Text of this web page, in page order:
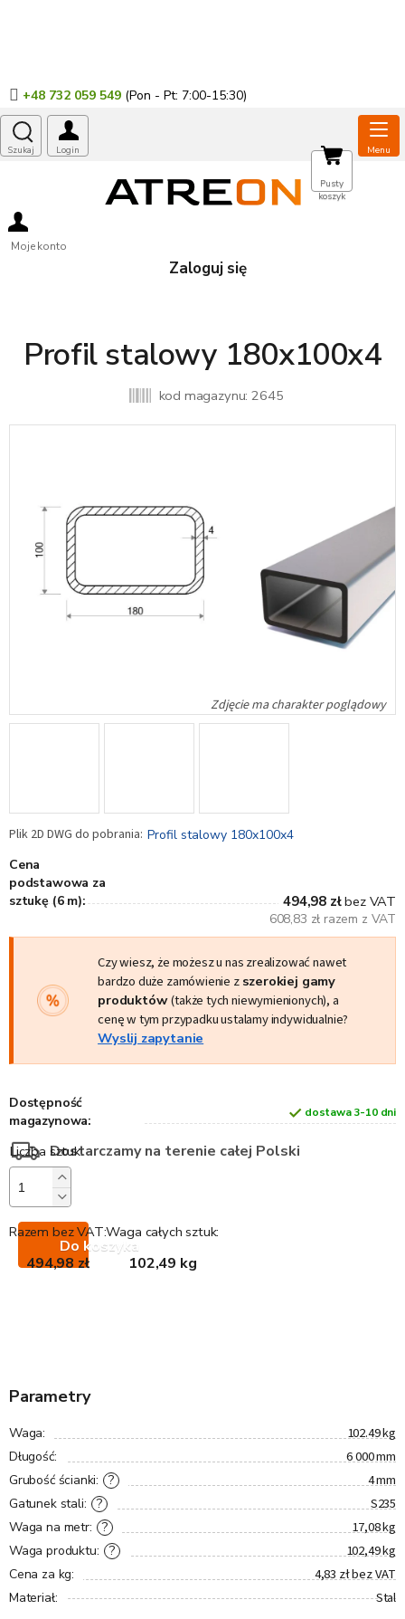
+48 732 059 549
Moje konto
Zaloguj się
KOSZYK
Pusty
koszyk
Profil stalowy 180x100x4
kod magazynu: 2645
Profil stalowy 180x100x4
Cena
podstawowa za
sztukę (6 m):
494,98 złbez VAT
608,83 zł razem z VAT
Czy wiesz, że możesz u nas zrealizować nawet
bardzo duże zamówienie z szerokiej gamy
produktów(także tych niewymienionych), a
cenę w tym przypadku ustalamy indywidualnie?
Wyslij zapytanie
Dostępność
magazynowa:
dostawa 3-10 dni
Dostarczamy na terenie całej Polski
Do koszyka
Waga całych sztuk:
102,49 kg
Razem bez VAT:
494,98 zł
Parametry
Waga: 102.49 kg
Długość: 6 000 mm
?
Grubość ścianki: 4 mm
?
Gatunek stali: S235
?
Waga na metr: 17,08 kg
?
Waga produktu: 102,49 kg
Cena za kg: 4,83 zł bez VAT
Materiał: Stal